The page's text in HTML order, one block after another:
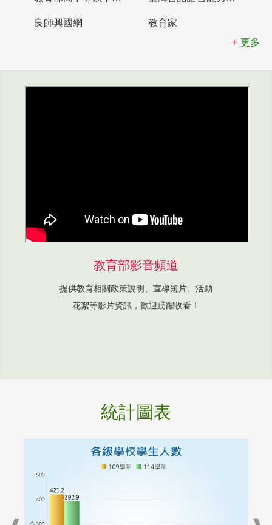
良師興國網
教育家
更多
教育部影音頻道
提供教育相關政策說明、宣導短片、活動
花絮等影片資訊，歡迎踴躍收看！
統計圖表